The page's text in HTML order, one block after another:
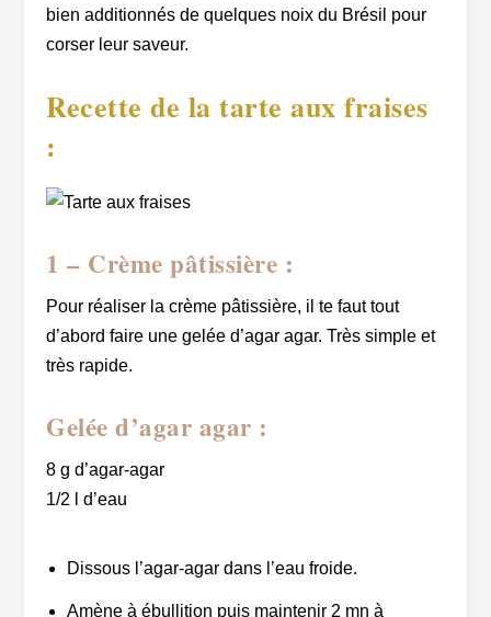
bien additionnés de quelques noix du Brésil pour
corser leur saveur.
Recette de la tarte aux fraises
:
1 – Crème pâtissière :
Pour réaliser la crème pâtissière, il te faut tout
d’abord faire une gelée d’agar agar. Très simple et
très rapide.
Gelée d’agar agar :
8 g d’agar-agar
1/2 l d’eau
Dissous l’agar-agar dans l’eau froide.
Amène à ébullition puis maintenir 2 mn à